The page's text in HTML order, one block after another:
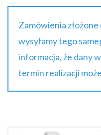
Zamówienia
wysyłamy tego
informacja, że dany
termin realizacji